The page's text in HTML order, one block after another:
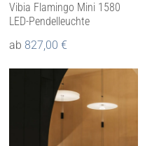
Vibia Flamingo Mini 1580
LED-Pendelleuchte
ab 827,00 €